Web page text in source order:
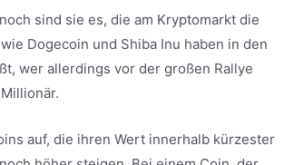
sind sie es, die am Kryptomarkt die
Dogecoin und Shiba Inu haben in den
wer allerdings vor der großen Rallye
auf, die ihren Wert innerhalb kürzester